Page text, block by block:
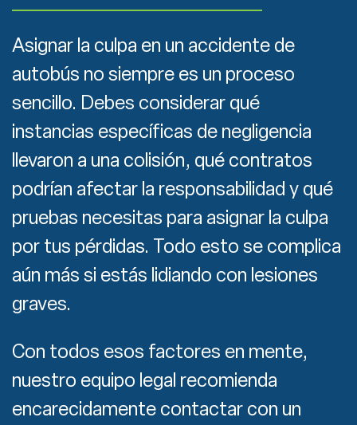
Asignar la culpa en un accidente de
autobús no siempre es un proceso
sencillo. Debes considerar qué
instancias específicas de negligencia
llevaron a una colisión, qué contratos
podrían afectar la responsabilidad y qué
pruebas necesitas para asignar la culpa
por tus pérdidas. Todo esto se complica
aún más si estás lidiando con lesiones
graves.
Con todos esos factores en mente,
nuestro equipo legal recomienda
encarecidamente contactar con un